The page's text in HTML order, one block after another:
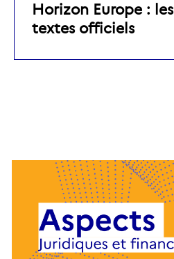
Horizon Europe : les
textes officiels